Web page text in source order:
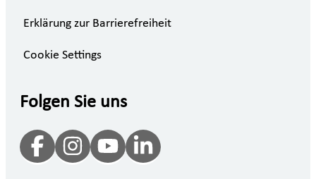
Erklärung zur Barrierefreiheit
Cookie Settings
Folgen Sie uns